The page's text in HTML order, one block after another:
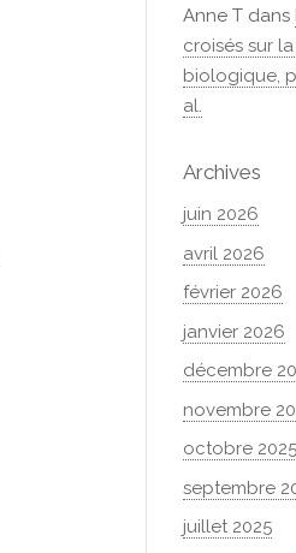
Anne T dans
croisés sur
biologique,
al.
Archives
juin 2026
avril 2026
février 2026
janvier 2026
décembre
novembre
octobre 2025
septembre
juillet 2025